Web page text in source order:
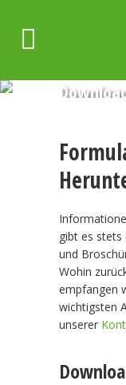
gibt es stets
und
Wohin
empfangen
wichtigsten
unserer